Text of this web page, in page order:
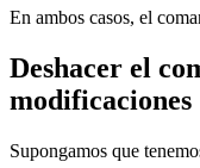
En ambos casos, el
Deshacer el
modificaciones
Supongamos que